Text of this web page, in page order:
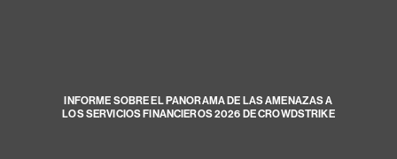
INFORME SOBRE EL PANORAMA DE LAS AMENAZAS A
LOS SERVICIOS FINANCIEROS 2026 DE CROWDSTRIKE